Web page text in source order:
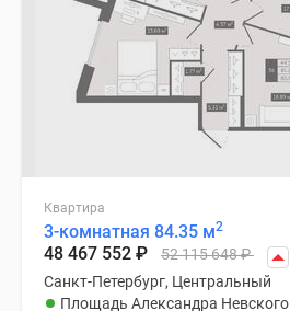
Квартира
3-комнатная 84.35 м2
48 467 552 ₽ 52 115 648₽
Санкт-Петербург, Центральный
Площадь Александра Невского